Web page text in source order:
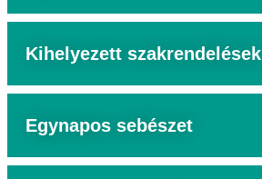
Kihelyezett szakrendelések
Egynapos sebészet